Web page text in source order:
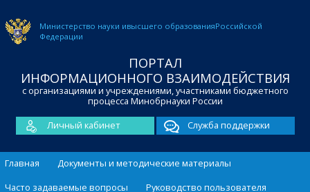
Министерство науки ивысшего образованияРоссийской
Федерации
ПОРТАЛ
ИНФОРМАЦИОННОГО ВЗАИМОДЕЙСТВИЯ
с организациями и учреждениями, участниками бюджетного
процесса Минобрнауки России
Личный кабинет
Служба поддержки
Главная
Документы и методические материалы
Часто задаваемые вопросы
Руководство пользователя